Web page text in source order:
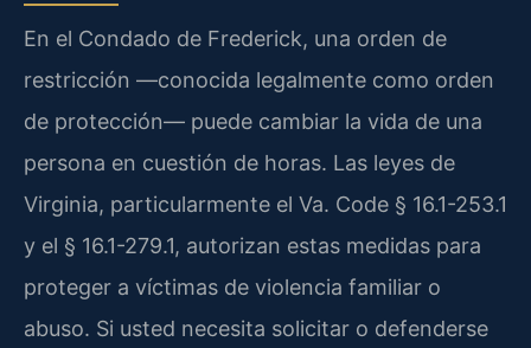
En el Condado de Frederick, una orden de
restricción —conocida legalmente como orden
de protección— puede cambiar la vida de una
persona en cuestión de horas. Las leyes de
Virginia, particularmente el Va. Code § 16.1-253.1
y el § 16.1-279.1, autorizan estas medidas para
proteger a víctimas de violencia familiar o
abuso. Si usted necesita solicitar o defenderse